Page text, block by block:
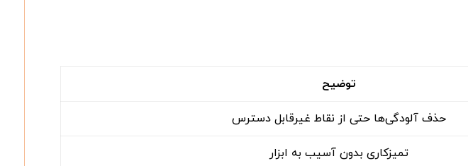
توضیح
حذف آلودگی‌ها حتی از نقاط غیرقابل دسترس
تمیزکاری بدون آسیب به ابزار